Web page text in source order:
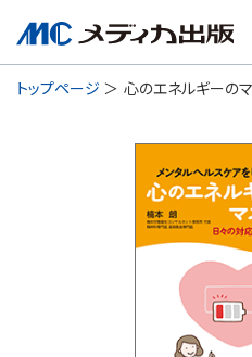
トップページ 心のエネルギーの